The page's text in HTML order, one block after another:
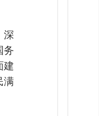
深
务
建
满